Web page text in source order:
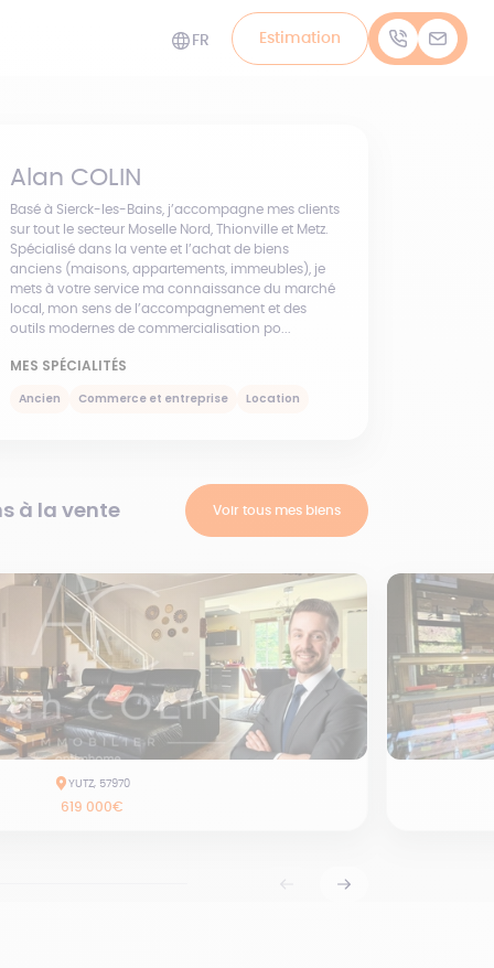
FR Estimation
Alan COLIN
Basé à Sierck-les-Bains, j’accompagne mes clients
sur tout le secteur Moselle Nord, Thionville et Metz.
Spécialisé dans la vente et l’achat de biens
anciens (maisons, appartements, immeubles), je
mets à votre service ma connaissance du marché
local, mon sens de l’accompagnement et des
outils modernes de commercialisation po...
MES SPÉCIALITÉS
Ancien Commerce et entreprise Location
à la vente Voir tous mes biens
YUTZ, 57970
619 000€